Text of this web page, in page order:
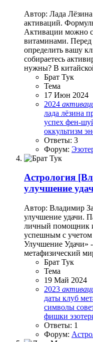
Автор: Лада
активаций.
Активации можно
витаминами.
определить вашу
собираетесь
нужны? В
Брат Тук
Тема
17 Июн 2024
2024
лада лёзина
успех фен-
оккультизм
Ответы: 3
Форум:
Астрология
улучшение
Автор: Владимир
улучшение удачи.
личный помощник
успешным с
Улучшение Удачи»
метафизический
Брат Тук
Тема
19 Май 2024
2023
даты клуб
символы
фишки
Ответы: 1
Форум: